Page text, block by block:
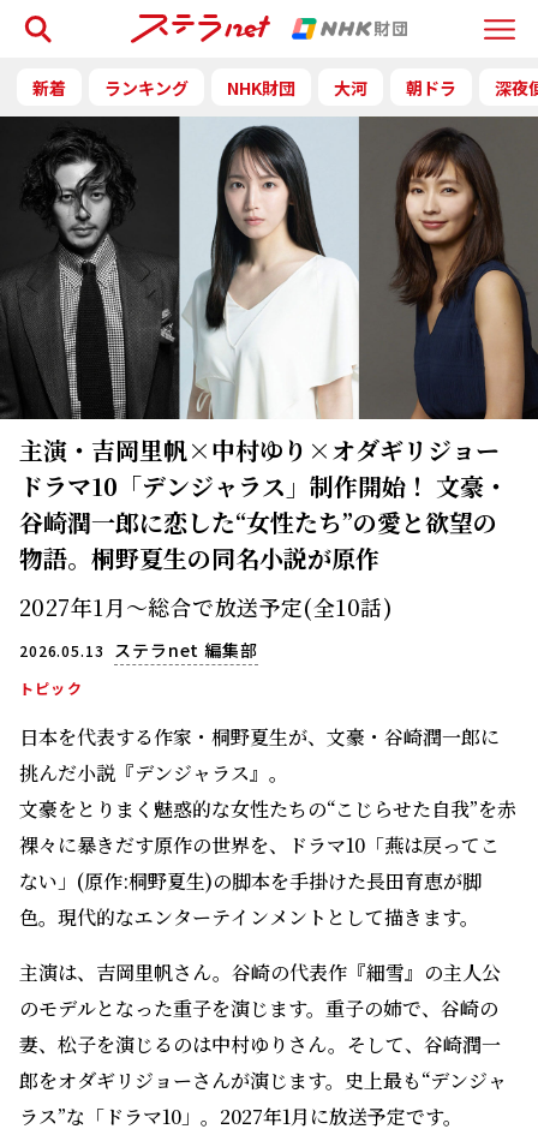
Menu
検索
新着 ランキング NHK財団 大河 朝ドラ 深夜
主演・吉岡里帆×中村ゆり×オダギリジョー
ドラマ10「デンジャラス」制作開始！ 文豪・
谷崎潤一郎に恋した“女性たち”の愛と欲望の
物語。桐野夏生の同名小説が原作
2027年1月～総合で放送予定(全10話)
2026.05.13 ステラnet 編集部
トピック
日本を代表する作家・桐野夏生が、文豪・谷崎潤一郎に
挑んだ小説『デンジャラス』。
文豪をとりまく魅惑的な女性たちの“こじらせた自我”を赤
裸々に暴きだす原作の世界を、ドラマ10「燕は戻ってこ
ない」(原作:桐野夏生)の脚本を手掛けた長田育恵が脚
色。現代的なエンターテインメントとして描きます。
主演は、吉岡里帆さん。谷崎の代表作『細雪』の主人公
のモデルとなった重子を演じます。重子の姉で、谷崎の
妻、松子を演じるのは中村ゆりさん。そして、谷崎潤一
郎をオダギリジョーさんが演じます。史上最も“デンジャ
ラス”な「ドラマ10」。2027年1月に放送予定です。